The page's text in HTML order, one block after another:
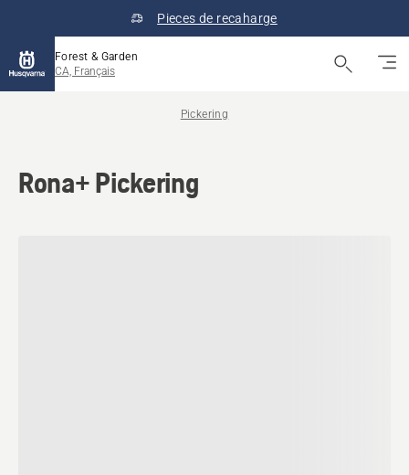
Pieces de recaharge
Forest & Garden
CA, Français
Pickering
Rona+ Pickering